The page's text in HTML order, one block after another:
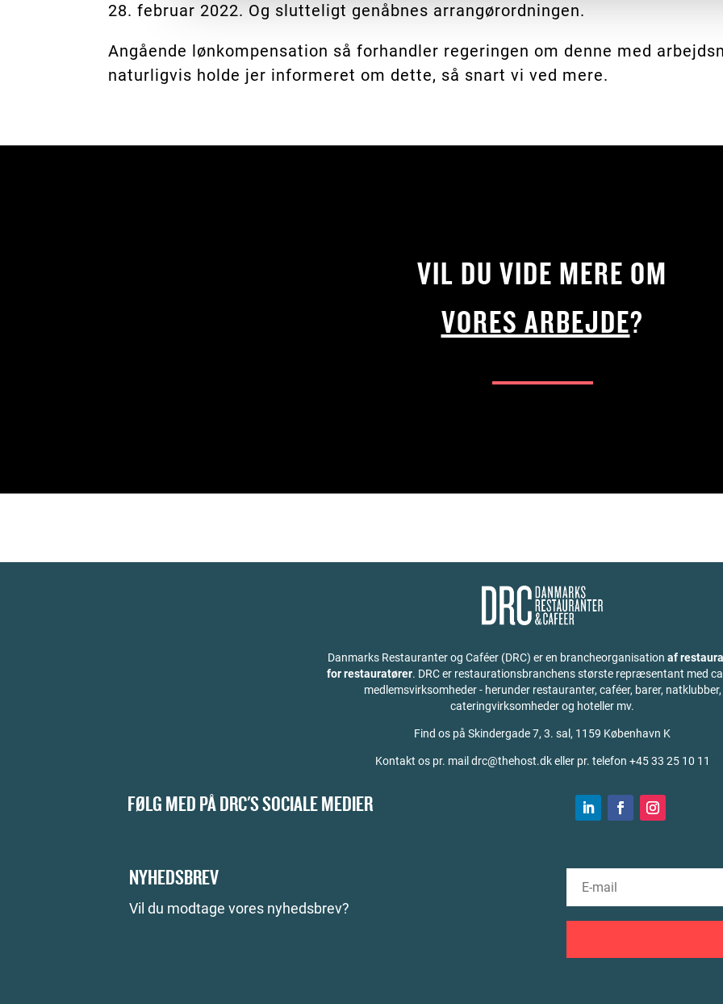
28. februar 2022. Og slutteligt genåbnes arrangørordningen.
Angående lønkompensation så forhandler regeringen om denne med
naturligvis holde jer informeret om dette, så snart vi ved mere.
VIL DU VIDE MERE OM
VORES ARBEJDE?
Danmarks Restauranter og Caféer (DRC) er en brancheorganisation af
for restauratører. DRC er restaurationsbranchens største repræsentant med
medlemsvirksomheder - herunder restauranter, caféer, barer, natklubber,
cateringvirksomheder og hoteller mv.
Find os på Skindergade 7, 3. sal, 1159 København K
Kontakt os pr. mail drc@thehost.dk eller pr. telefon +45 33 25 10 11
FØLG MED PÅ DRC'S SOCIALE MEDIER
NYHEDSBREV
Vil du modtage vores nyhedsbrev?